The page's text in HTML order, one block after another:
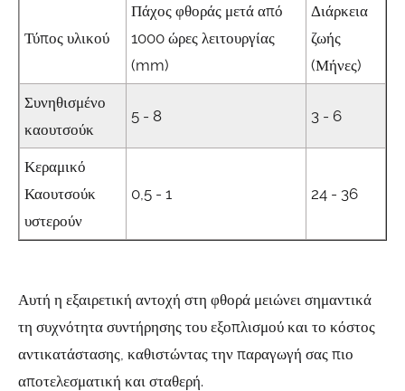
Τύπος υλικού
Πάχος φθοράς μετά από
1000 ώρες λειτουργίας
(mm)
Διάρκεια
ζωής
(Μήνες)
Συνηθισμένο
καουτσούκ
5 - 8 3 - 6
Κεραμικό
Καουτσούκ
υστερούν
0,5 - 1 24 - 36
Αυτή η εξαιρετική αντοχή στη φθορά μειώνει σημαντικά
τη συχνότητα συντήρησης του εξοπλισμού και το κόστος
αντικατάστασης, καθιστώντας την παραγωγή σας πιο
αποτελεσματική και σταθερή.